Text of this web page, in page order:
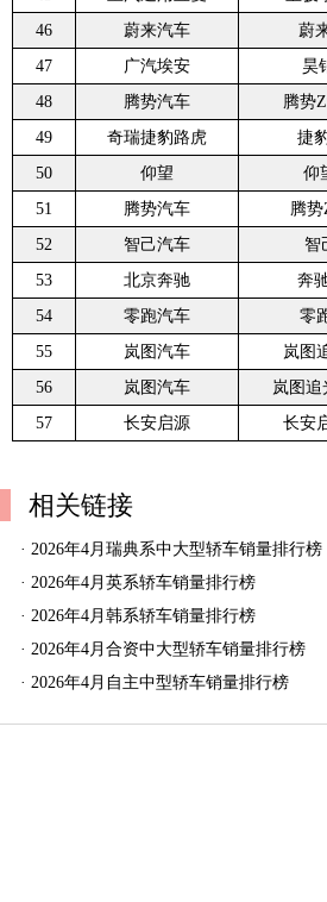
46
蔚来汽车 蔚
47
广汽埃安 昊
48
腾势汽车 腾势
49
奇瑞捷豹路虎 捷
50
仰望 仰
51
腾势汽车 腾
52
智己汽车 智
53
北京奔驰 奔
54
零跑汽车 零
55
岚图汽车 岚图
56
岚图汽车 岚图追
57
长安启源 长安
相关链接
· 2026年4月瑞典系中大型轿车销量排行榜
· 2026年4月英系轿车销量排行榜
· 2026年4月韩系轿车销量排行榜
· 2026年4月合资中大型轿车销量排行榜
· 2026年4月自主中型轿车销量排行榜